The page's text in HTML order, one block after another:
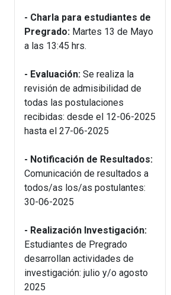
- Charla para estudiantes de
Pregrado:Martes 13 de Mayo
a las 13:45 hrs.
- Evaluación:Se realiza la
revisión de admisibilidad de
todas las postulaciones
recibidas: desde el 12-06-2025
hasta el 27-06-2025
- Notificación de Resultados:
Comunicación de resultados a
todos/as los/as postulantes:
30-06-2025
- Realización Investigación:
Estudiantes de Pregrado
desarrollan actividades de
investigación: julio y/o agosto
2025